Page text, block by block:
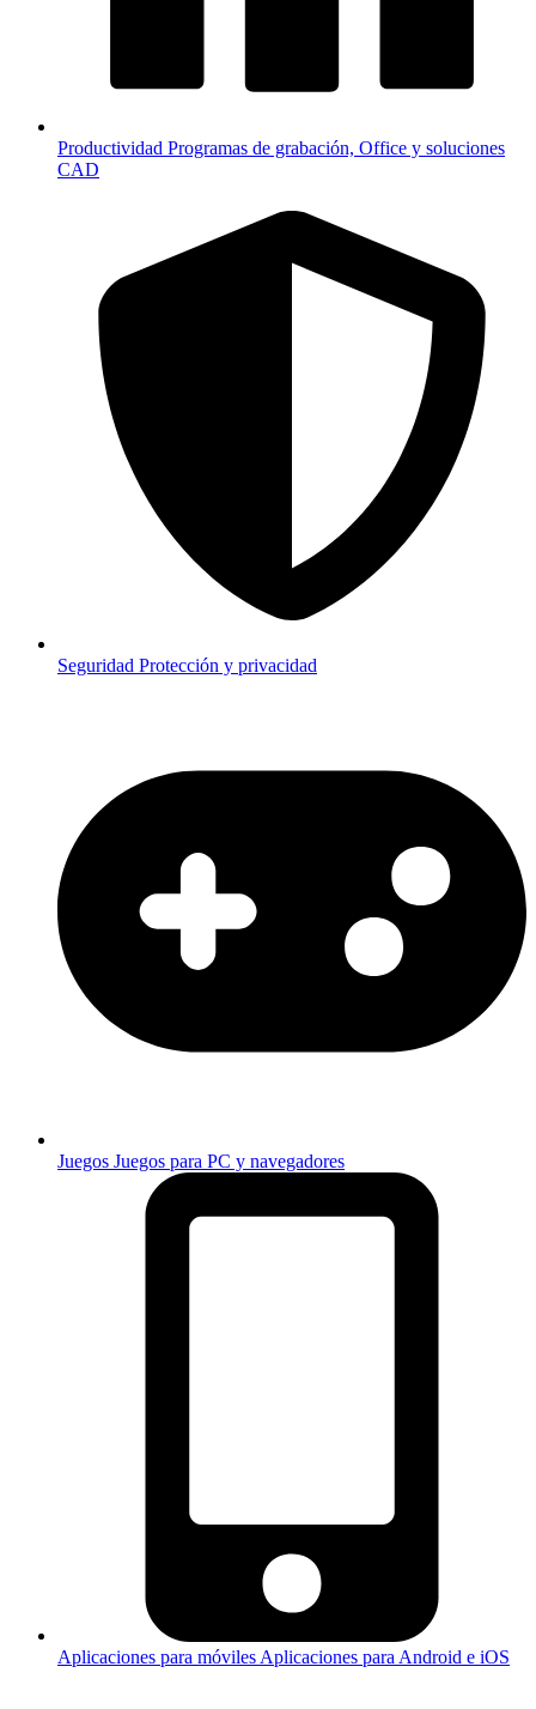
Productividad Programas de grabación, Office y soluciones
CAD
Seguridad Protección y privacidad
Juegos Juegos para PC y navegadores
Aplicaciones para móviles Aplicaciones para Android e iOS